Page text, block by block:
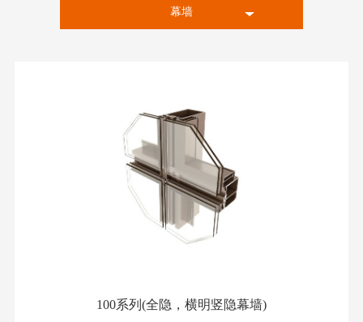
通用型材
平开窗
幕墙
100系列(全隐，横明竖隐幕墙)